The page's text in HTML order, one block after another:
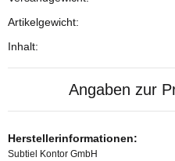
Produkteigenschaft
Wert
Artikelgewicht:
Inhalt:
Angaben zur
Herstellerinformationen:
Subtiel Kontor GmbH